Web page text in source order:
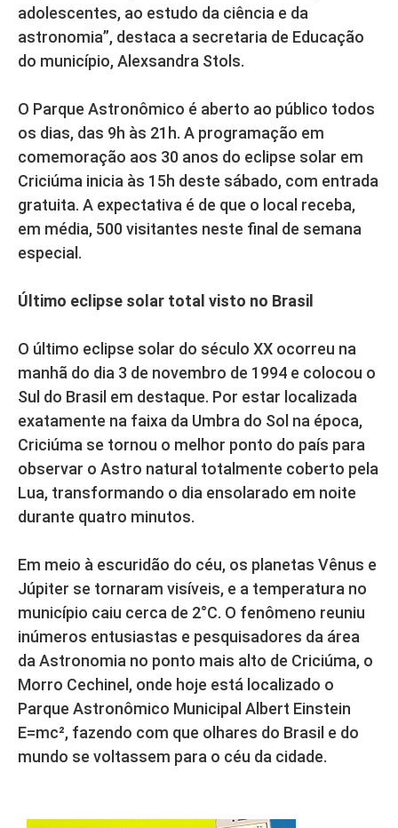
adolescentes, ao estudo da ciência e da
astronomia”, destaca a secretaria de Educação
do município, Alexsandra Stols.
O Parque Astronômico é aberto ao público todos
os dias, das 9h às 21h. A programação em
comemoração aos 30 anos do eclipse solar em
Criciúma inicia às 15h deste sábado, com entrada
gratuita. A expectativa é de que o local receba,
em média, 500 visitantes neste final de semana
especial.
Último eclipse solar total visto no Brasil
O último eclipse solar do século XX ocorreu na
manhã do dia 3 de novembro de 1994 e colocou o
Sul do Brasil em destaque. Por estar localizada
exatamente na faixa da Umbra do Sol na época,
Criciúma se tornou o melhor ponto do país para
observar o Astro natural totalmente coberto pela
Lua, transformando o dia ensolarado em noite
durante quatro minutos.
Em meio à escuridão do céu, os planetas Vênus e
Júpiter se tornaram visíveis, e a temperatura no
município caiu cerca de 2°C. O fenômeno reuniu
inúmeros entusiastas e pesquisadores da área
da Astronomia no ponto mais alto de Criciúma, o
Morro Cechinel, onde hoje está localizado o
Parque Astronômico Municipal Albert Einstein
E=mc², fazendo com que olhares do Brasil e do
mundo se voltassem para o céu da cidade.